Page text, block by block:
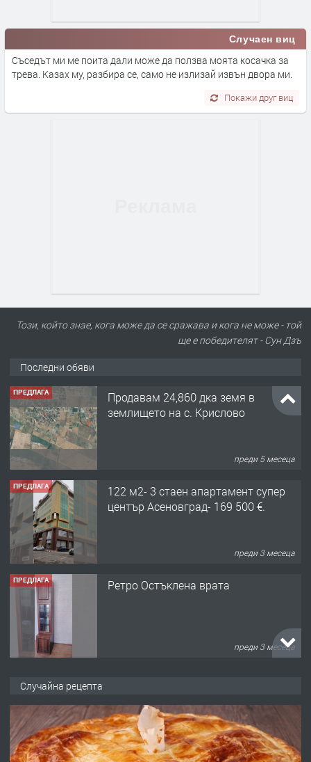
Случаен виц
Съседът ми ме поита дали може да ползва моята косачка за
трева. Казах му, разбира се, само не излизай извън двора ми.
Покажи друг виц
Този, който знае, кога може да се сражава и кога не може - той
ще е победителят - Сун Дзъ
Последни обяви
ПРЕДЛАГА
Продавам 24,860 дка земя в
землището на с. Крислово
преди 5 месеца
ПРЕДЛАГА
122 м2- 3 стаен апартамент супер
център Асеновград- 169 500 €.
преди 3 месеца
ПРЕДЛАГА Ретро Остъклена врата
преди 3 месеца
преди 10 месеца
Случайна рецепта